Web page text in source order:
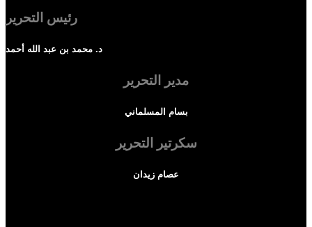
رئيس التحرير
د. محمد بن عبد الله أحمد
مدير التحرير
بسام المسلماني
سكرتير التحرير
عصام زيدان